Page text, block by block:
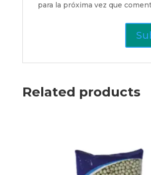
para la próxima vez que
Related products